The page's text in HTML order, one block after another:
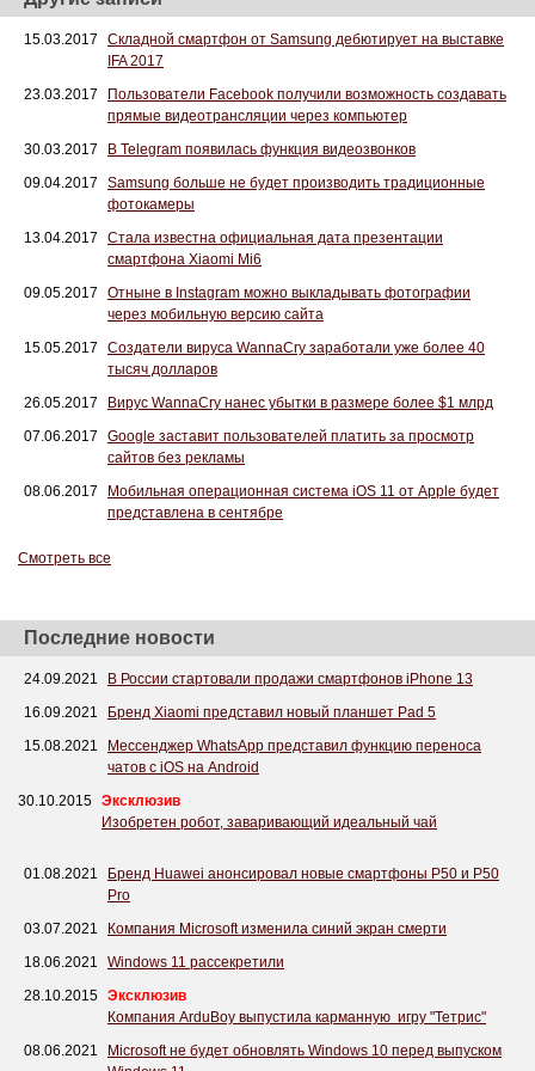
15.03.2017
Складной смартфон от Samsung дебютирует на выставке
IFA 2017
23.03.2017
Пользователи Facebook получили возможность создавать
прямые видеотрансляции через компьютер
30.03.2017
В Telegram появилась функция видеозвонков
09.04.2017
Samsung больше не будет производить традиционные
фотокамеры
13.04.2017
Стала известна официальная дата презентации
смартфона Xiaomi Mi6
09.05.2017
Отныне в Instagram можно выкладывать фотографии
через мобильную версию сайта
15.05.2017
Создатели вируса WannaCry заработали уже более 40
тысяч долларов
26.05.2017
Вирус WannaCry нанес убытки в размере более $1 млрд
07.06.2017
Google заставит пользователей платить за просмотр
сайтов без рекламы
08.06.2017
Мобильная операционная система iOS 11 от Apple будет
представлена в сентябре
Смотреть все
Последние новости
24.09.2021
В России стартовали продажи смартфонов iPhone 13
16.09.2021
Бренд Xiaomi представил новый планшет Pad 5
15.08.2021
Мессенджер WhatsApp представил функцию переноса
чатов с iOS на Android
30.10.2015 Эксклюзив
Изобретен робот, заваривающий идеальный чай
01.08.2021
Бренд Huawei анонсировал новые смартфоны P50 и P50
Pro
03.07.2021
Компания Microsoft изменила синий экран смерти
18.06.2021
Windows 11 рассекретили
28.10.2015 Эксклюзив
Компания ArduBoy выпустила карманную игру "Тетрис"
08.06.2021
Microsoft не будет обновлять Windows 10 перед выпуском